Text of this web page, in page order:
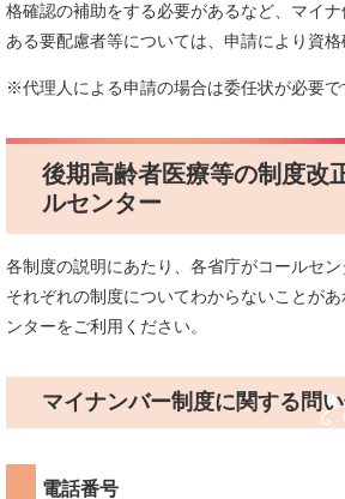
格確認の補助をする必要があるなど、マイ
ある要配慮者等については、申請により資格
※代理人による申請の場合は委任状が必要で
後期高齢者医療等の制度改
ルセンター
各制度の説明にあたり、各省庁がコールセン
それぞれの制度についてわからないことが
ンターをご利用ください。
マイナンバー制度に関する問
電話番号